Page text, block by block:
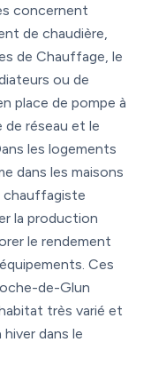
concernent
de chaudière,
de Chauffage, le
ou de
place de pompe à
de réseau et le
les logements
dans les maisons
chauffagiste
la production
le rendement
Ces
de-Glun
très varié et
dans le